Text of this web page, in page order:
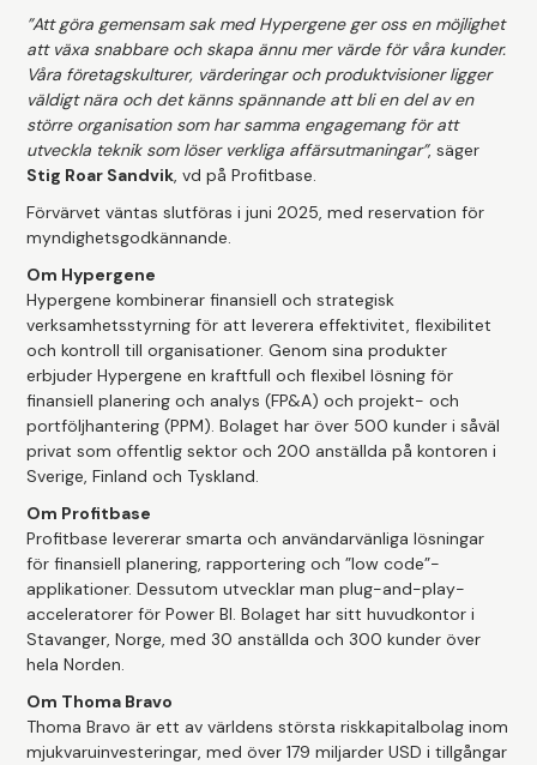
”Att göra gemensam sak med Hypergene ger oss en möjlighet
att växa snabbare och skapa ännu mer värde för våra kunder.
Våra företagskulturer, värderingar och produktvisioner ligger
väldigt nära och det känns spännande att bli en del av en
större organisation som har samma engagemang för att
utveckla teknik som löser verkliga affärsutmaningar”, säger
Stig Roar Sandvik, vd på Profitbase.
Förvärvet väntas slutföras i juni 2025, med reservation för
myndighetsgodkännande.
Om Hypergene
Hypergene kombinerar finansiell och strategisk
verksamhetsstyrning för att leverera effektivitet, flexibilitet
och kontroll till organisationer. Genom sina produkter
erbjuder Hypergene en kraftfull och flexibel lösning för
finansiell planering och analys (FP&A) och projekt- och
portföljhantering (PPM). Bolaget har över 500 kunder i såväl
privat som offentlig sektor och 200 anställda på kontoren i
Sverige, Finland och Tyskland.
Om Profitbase
Profitbase levererar smarta och användarvänliga lösningar
för finansiell planering, rapportering och ”low code”-
applikationer. Dessutom utvecklar man plug-and-play-
acceleratorer för Power BI. Bolaget har sitt huvudkontor i
Stavanger, Norge, med 30 anställda och 300 kunder över
hela Norden.
Om Thoma Bravo
Thoma Bravo är ett av världens största riskkapitalbolag inom
mjukvaruinvesteringar, med över 179 miljarder USD i tillgångar